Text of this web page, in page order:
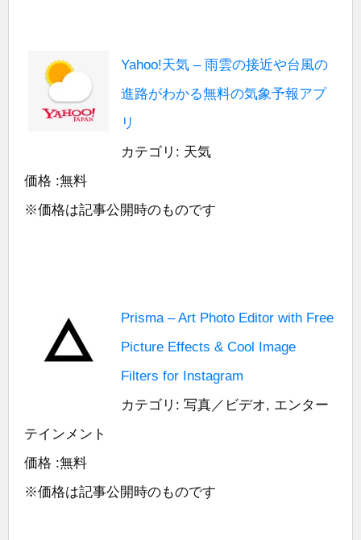
Yahoo!天気 – 雨雲の接近や台風の
進路がわかる無料の気象予報アプ
リ
カテゴリ: 天気
価格 :無料
※価格は記事公開時のものです
Prisma – Art Photo Editor with Free
Picture Effects & Cool Image
Filters for Instagram
カテゴリ: 写真／ビデオ, エンター
テインメント
価格 :無料
※価格は記事公開時のものです